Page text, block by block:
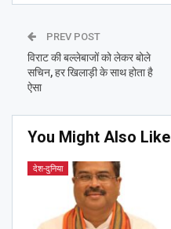
PREV POST
विराट की बल्लेबाजों को लेकर बोले
सचिन, हर खिलाड़ी के साथ होता है
ऐसा
You Might Also Like
देश-दुनिया